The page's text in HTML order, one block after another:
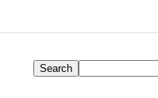
Search